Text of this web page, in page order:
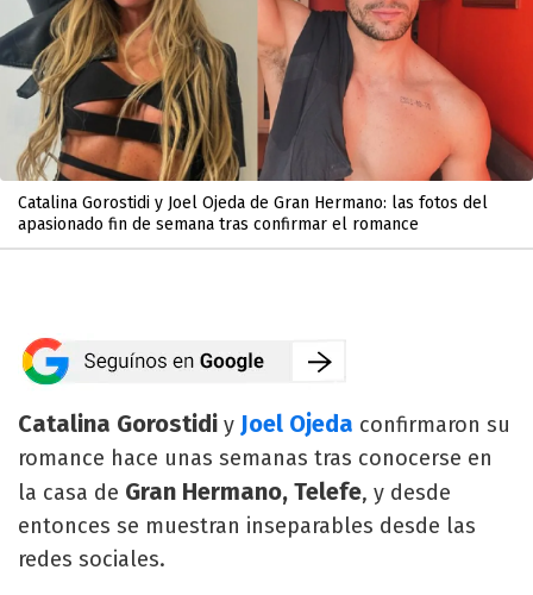
Catalina Gorostidi y Joel Ojeda de Gran Hermano: las fotos del
apasionado fin de semana tras confirmar el romance
Catalina Gorostidi y Joel Ojeda confirmaron su
romance hace unas semanas tras conocerse en
la casa de Gran Hermano, Telefe, y desde
entonces se muestran inseparables desde las
redes sociales.